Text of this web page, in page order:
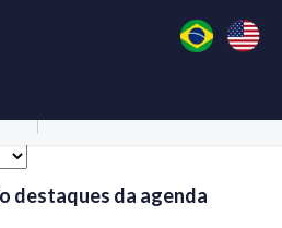
destaques da agenda